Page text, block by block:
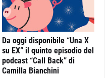
Da oggi disponibile “Una X
su EX” il quinto episodio del
podcast “Call Back” di
Camilla Bianchini